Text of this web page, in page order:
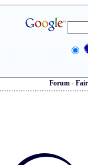
Forum -